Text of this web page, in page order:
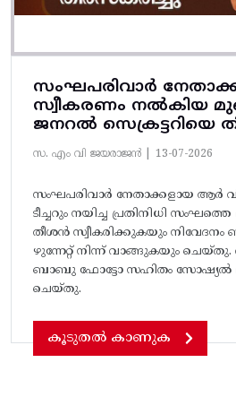
സംഘപരിവാർ
സ്വീകരണം നൽകിയ
ജനറൽ സെക്രട്ടറിയെ
സ. എം വി ജയരാജൻ | 13-07-2026
സംഘപരിവാർ നേതാക്കളായ ആർ
ടീച്ചറും നയിച്ച പ്രതിനിധി
തീശൻ സ്വീകരിക്കുകയും
ഴുന്നേറ്റ് നിന്ന് വാങ്ങുകയും ചെയ്തു.
ബാബു ഫോട്ടോ സഹിതം സോഷ്യൽ
ചെയ്തു.
കൂടുതൽ കാണുക